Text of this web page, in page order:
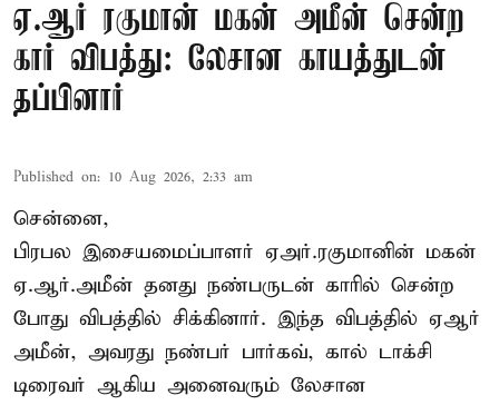
ஏ.ஆர் ரகுமான் மகன் அமீன் சென்ற
கார் விபத்து: லேசான காயத்துடன்
தப்பினார்
Published on: 10 Aug 2026, 2:33 am
சென்னை,
பிரபல இசையமைப்பாளர் ஏஅர்.ரகுமானின் மகன்
ஏ.ஆர்.அமீன் தனது நண்பருடன் காரில் சென்ற
போது விபத்தில் சிக்கினார். இந்த விபத்தில் ஏஆர்
அமீன், அவரது நண்பர் பார்கவ், கால் டாக்சி
டிரைவர் ஆகிய அனைவரும் லேசான